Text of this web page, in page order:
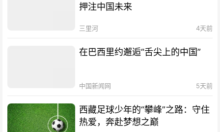
押注中国未来
三里河 4天前
在巴西里约邂逅“舌尖上的中国”
中国新闻网 5天前
西藏足球少年的“攀峰”之路：守住
热爱，奔赴梦想之巅